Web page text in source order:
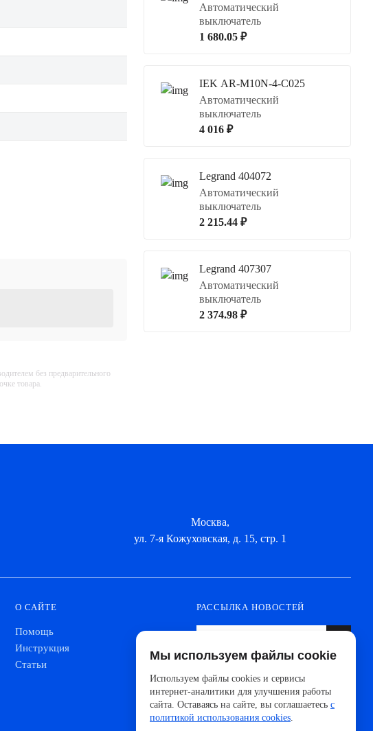
без предварительного
товара.
Автоматический
выключатель
1 680.05 ₽
IEK AR-M10N-4-C025
Автоматический
выключатель
4 016 ₽
Legrand 404072
Автоматический
выключатель
2 215.44 ₽
Legrand 407307
Автоматический
выключатель
2 374.98 ₽
Москва,
ул. 7-я Кожуховская, д. 15, стр. 1
О САЙТЕ
Помощь
Инструкция
Статьи
РАССЫЛКА НОВОСТЕЙ
новинок от ведущих производителей и
новостей АйДистрибьют
Мы используем файлы cookie
Используем файлы cookies и сервисы
интернет-аналитики для улучшения работы
сайта. Оставаясь на сайте, вы соглашаетесь с
политикой использования cookies.